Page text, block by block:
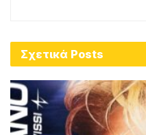
Σχετικά Posts